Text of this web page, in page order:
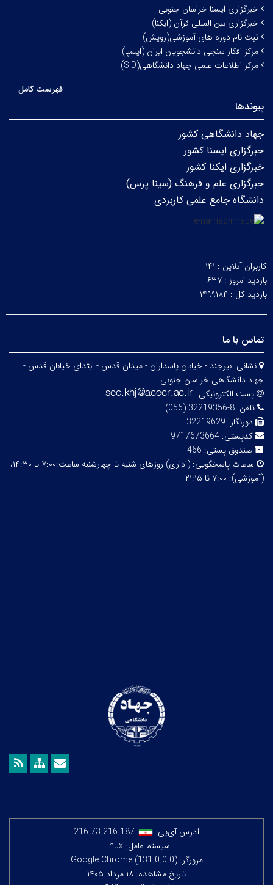
خبرگزاری ایسنا خراسان جنوبی
خبرگزاری بین المللی قرآن (ایکنا)
ثبت نام دوره های آموزشی(رویش)
مرکز افکار سنجی دانشجویان ایران (ایسپا)
مرکز اطلاعات علمی جهاد دانشگاهی(SID)
فهرست کامل
پیوندها
جهاد دانشگاهی کشور
خبرگزاری ایسنا کشور
خبرگزاری ایکنا کشور
خبرگزاری علم و فرهنگ (سینا پرس)
دانشگاه جامع علمی کاربردی
کاربران آنلاین : ۱۴۱
بازدید امروز : ۶۳۷
بازدید کل : ۱۴۹۹۱۸۴
تماس با ما
نشانی: بیرجند - خیابان پاسداران - میدان قدس - ابتدای خیابان قدس -
جهاد دانشگاهی خراسان جنوبی
پست الکترونیکی:
تلفن: 8-32219356 (056)
دورنگار: 32219629
کدپستی: 9717673664
صندوق پستی: 466
ساعات پاسخگویی:
(اداری) روزهای شنبه تا چهارشنبه ساعت:۷:۰۰ تا ۱۴:۳۰،
(آموزشی): ۷:۰۰ تا ۲۱:۱۵
آدرس آی‌پی:
216.73.216.187
سیستم عامل: Linux
مرورگر: Google Chrome (131.0.0.0)
تاریخ مشاهده: ۱۸ مرداد ۱۴۰۵